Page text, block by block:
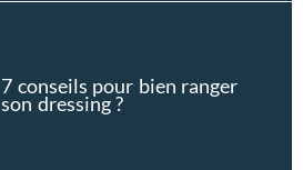
7 conseils pour bien ranger
son dressing ?